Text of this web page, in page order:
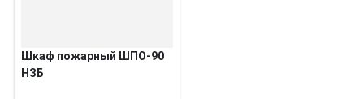
Шкаф пожарный ШПО-90
НЗБ